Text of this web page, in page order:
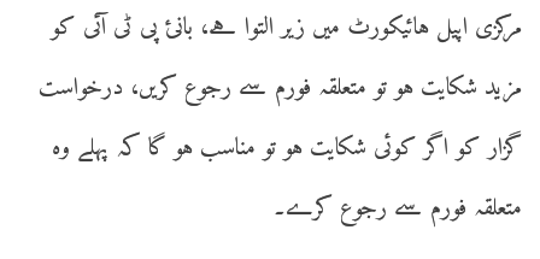
مرکزی اپیل ہائیکورٹ میں زیر التوا ہے، بانئ پی ٹی آئی کو
مزید شکایت ہو تو متعلقہ فورم سے رجوع کریں، درخواست
گزار کو اگر کوئی شکایت ہو تو مناسب ہو گا کہ پہلے وہ
متعلقہ فورم سے رجوع کرے۔